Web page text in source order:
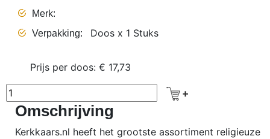
Merk
Verpakking
Doos x 1 Stuks
Prijs per doos: € 17,73
Omschrijving
Kerkkaars.nl heeft het grootste assortiment religieuze